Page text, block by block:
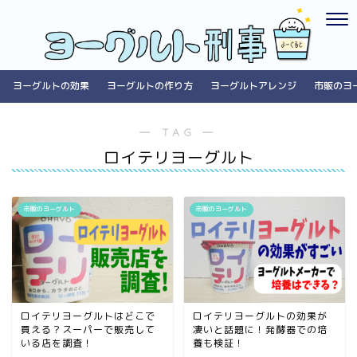
ヨーグルトの効果 ヨーグルトの作り方 ヨーグルトアレンジ 市販のヨ
― TAG ―
ロイテリヨーグルト
市販のヨーグルト
ロイテリヨーグルトはどこで
買える？スーパーで販売して
いる店を調査！
市販のヨーグルト
ロイテリヨーグルトの効果が
凄いと話題に！発酵器での培
養も検証！